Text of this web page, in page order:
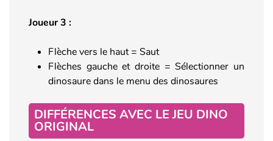
Joueur 3 :
Flèche vers le haut = Saut
Flèches gauche et droite = Sélectionner un
dinosaure dans le menu des dinosaures
DIFFÉRENCES AVEC LE JEU DINO
ORIGINAL